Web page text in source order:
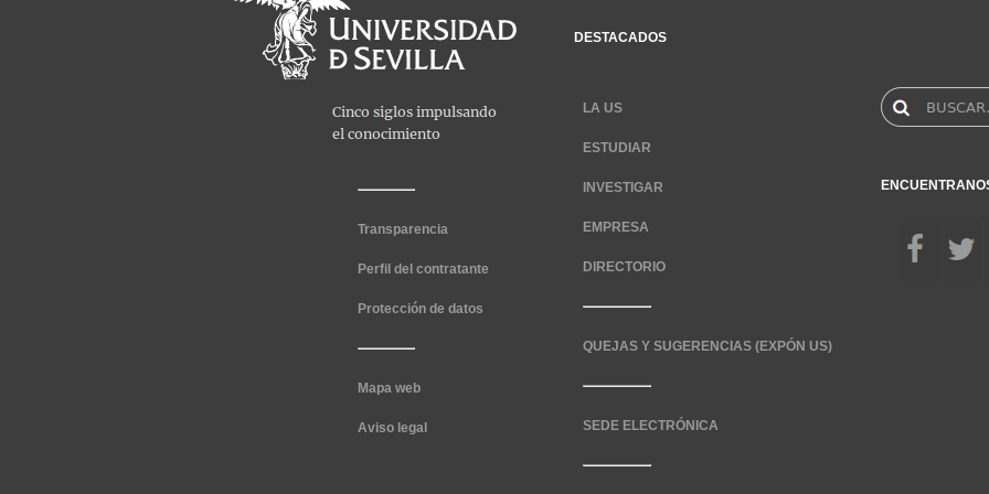
Transparencia
Perfil del contratante
Protección de datos
Mapa web
Aviso legal
DESTACADOS
LA US
ESTUDIAR
INVESTIGAR
EMPRESA
DIRECTORIO
QUEJAS Y SUGERENCIAS (EXPÓN US)
SEDE ELECTRÓNICA